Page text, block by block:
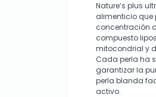
Nature’s plus
alimenticio que
concentración
compuesto
mitocondrial y
Cada perla ha
garantizar la
perla blanda
activo.